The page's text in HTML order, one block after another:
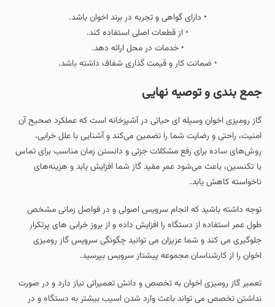
• دارای گواهی و تجربه در برند اخوان باشد.
• از قطعات اصلی استفاده کند.
• خدمات در محل ارائه دهد.
• ضمانت کار و قیمت‌ گذاری شفاف داشته باشد.
جمع‌ بندی و توصیه نهایی
گاز رومیزی اخوان وسیله‌ ای حیاتی در آشپزخانه است که عملکرد صحیح آن
امنیت، راحتی و رضایت شما را تضمین می‌کند و آشنایی با علل خرابی،
روش‌های ساده برای رفع مشکلات جزئی و دانستن زمان مناسب برای تماس
با تکنسین، باعث می‌شود عمر مفید گاز شما افزایش یابد و هزینه‌های
ناخواسته کاهش یابد.
توجه داشته باشید که انجام سرویس اصولی و در فواصل زمانی مشخص
طول عمر استفاده از دستگاه را افزایش داده و از بروز خرابی های پرتکرار
جلوگیری می کند و شما عزیزان می توانید چگونگی سرویس گاز رومیزی
اخوان را از کارشناسان مجموعه پیشتاز سرویس بپرسید.
تعمیر گاز رومیزی اخوان به تخصص و دانش تعمیراتی نیاز دارد و در صورت
نداشتن تخصص می تواند باعث وارد شدن اسیب بیشتر به دستگاه و در